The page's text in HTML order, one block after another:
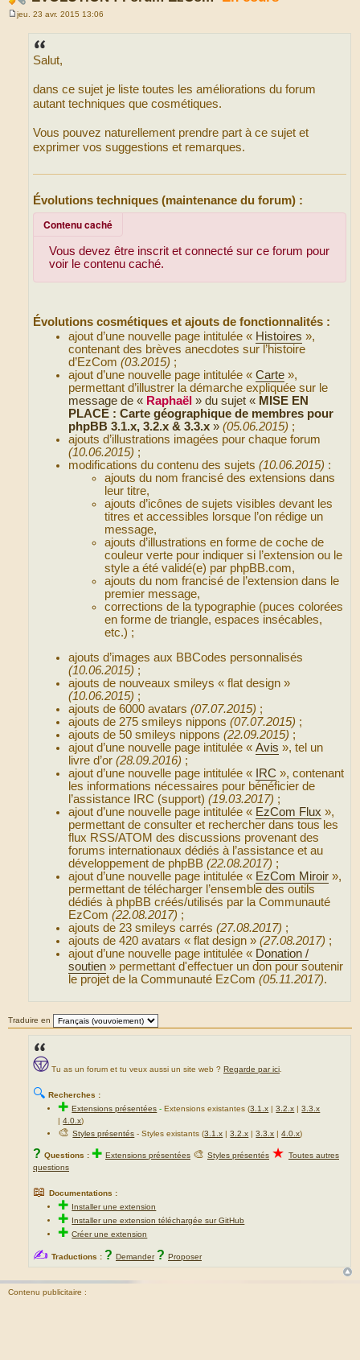
M
jeu. 23 avr. 2015 13:06
Salut,
dans ce sujet je liste toutes les améliorations du forum
autant techniques que cosmétiques.
Vous pouvez naturellement prendre part à ce sujet et
exprimer vos suggestions et remarques.
Évolutions techniques (maintenance du forum) :
Contenu caché
Vous devez être inscrit et connecté sur ce forum pour
voir le contenu caché.
Évolutions cosmétiques et ajouts de fonctionnalités :
ajout d’une nouvelle page intitulée « Histoires »,
contenant des brèves anecdotes sur l’histoire
d’EzCom(03.2015) ;
ajout d’une nouvelle page intitulée «Carte »,
permettant d’illustrer la démarche expliquée sur le
message de « Raphaël» du sujet « MISE EN
PLACE : Carte géographique de membres pour
phpBB 3.1.x, 3.2.x & 3.3.x» (05.06.2015) ;
ajouts d’illustrations imagées pour chaque forum
(10.06.2015) ;
modifications du contenu des sujets(10.06.2015) :
ajouts du nom francisé des extensions dans
leur titre,
ajouts d’icônes de sujets visibles devant les
titres et accessibles lorsque l’on rédige un
message,
ajouts d’illustrations en forme de coche de
couleur verte pour indiquer si l’extension ou le
style a été validé(e) par phpBB.com,
ajouts du nom francisé de l’extension dans le
premier message,
corrections de la typographie (puces colorées
en forme de triangle, espaces insécables,
etc.) ;
ajouts d’images aux BBCodes personnalisés
(10.06.2015) ;
ajouts de nouveaux smileys « flat design »
(10.06.2015) ;
ajouts de 6000 avatars(07.07.2015) ;
ajouts de 275 smileys nippons(07.07.2015) ;
ajouts de 50 smileys nippons(22.09.2015) ;
ajout d’une nouvelle page intitulée «Avis », tel un
livre d’or(28.09.2016) ;
ajout d’une nouvelle page intitulée « IRC », contenant
les informations nécessaires pour bénéficier de
l’assistance IRC (support)(19.03.2017) ;
ajout d’une nouvelle page intitulée « EzCom Flux »,
permettant de consulter et rechercher dans tous les
flux RSS/ATOM des discussions provenant des
forums internationaux dédiés à l’assistance et au
développement de phpBB(22.08.2017) ;
ajout d’une nouvelle page intitulée « EzCom Miroir »,
permettant de télécharger l’ensemble des outils
dédiés à phpBB créés/utilisés par la Communauté
EzCom(22.08.2017) ;
ajouts de 23 smileys carrés(27.08.2017) ;
ajouts de 420 avatars « flat design »(27.08.2017) ;
ajout d’une nouvelle page intitulée « Donation /
soutien » permettant d'effectuer un don pour soutenir
le projet de la Communauté EzCom(05.11.2017).
Traduire en
Tu as un forum et tu veux aussi un site web ? Regarde par ici
🔍 Recherches :
✚Extensions présentées -Extensions existantes (3.1.x |3.2.x |3.3.x
|4.0.x)
🎨Styles présentés - Styles existants (3.1.x |3.2.x |3.3.x |4.0.x)
? Questions : ✚ Extensions présentées 🎨 Styles présentés ★ Toutes autres
questions
📖 Documentations :
✚ Installer une extension
✚ Installer une extension téléchargée sur GitHub
✚Créer une extension
✍ Traductions : ? Demander ? Proposer
Contenu publicitaire :